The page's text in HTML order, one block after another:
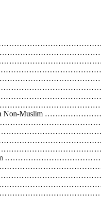
dan Non-Muslim
Indonesia
Islam
Islam
Studi Islam